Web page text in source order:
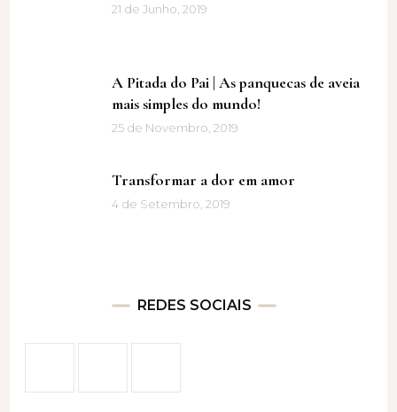
21 de Junho, 2019
A Pitada do Pai | As panquecas de aveia
mais simples do mundo!
25 de Novembro, 2019
Transformar a dor em amor
4 de Setembro, 2019
REDES SOCIAIS